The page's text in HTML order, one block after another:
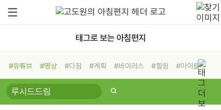
태그로 보는 아침편지
#유튜브 #명상 #다짐 #계획 #바이러스 #힐링
#아이들
#비전캠프
#독서캠프 #삶
#희망
#나눔 #친구 #링컨학교